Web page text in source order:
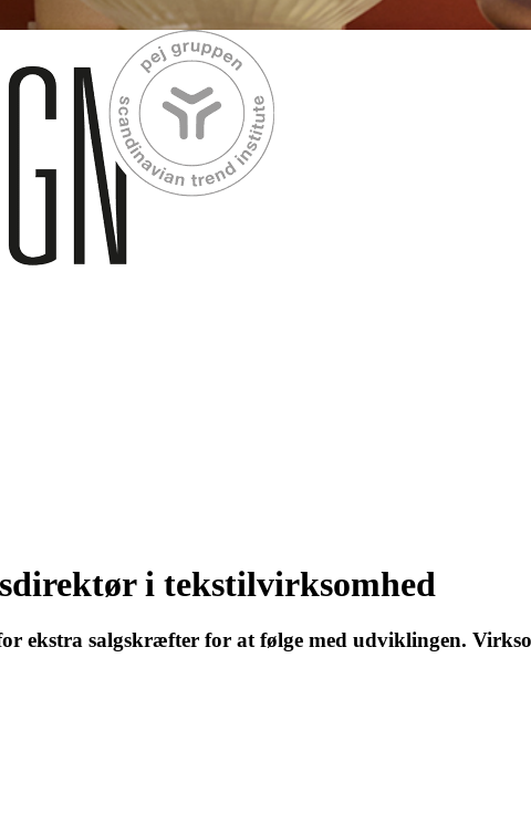
i tekstilvirksomhed
ekstra salgskræfter for at følge med udviklingen.